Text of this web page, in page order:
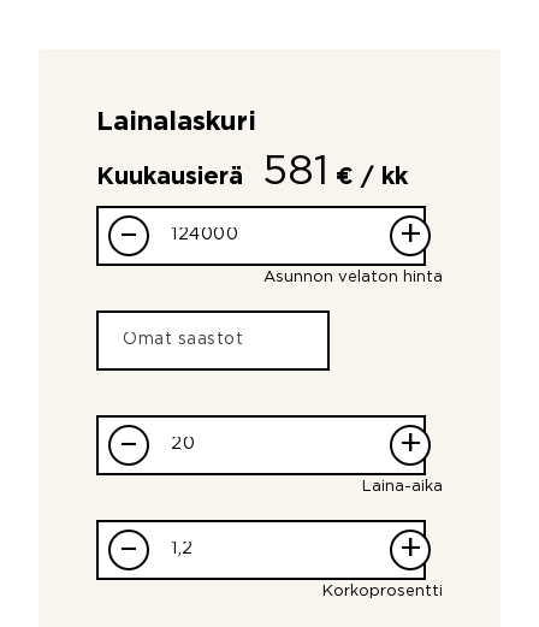
Lainalaskuri
Kuukausierä 581 € / kk
– +
Asunnon velaton hinta
– +
Laina-aika
– +
Korkoprosentti